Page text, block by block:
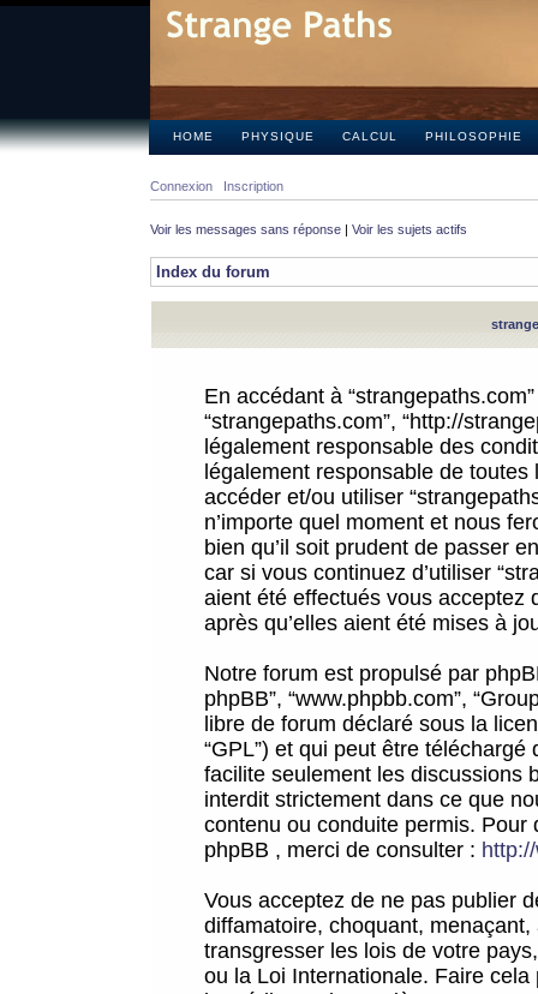
HOME PHYSIQUE CALCUL PHILOSOPHIE
Connexion Inscription
Voir les messages sans réponse | Voir les sujets actifs
Index du forum
En accédant à
“strangepaths.com”, “http://
légalement responsable des
légalement responsable de
accéder et/ou utiliser
n’importe quel moment et nous
bien qu’il soit prudent de passer
car si vous continuez d’utiliser
aient été effectués vous acceptez
après qu’elles aient été mises à
Notre forum est propulsé par
phpBB”, “www.phpbb.com”,
libre de forum déclaré sous la
“GPL”) et qui peut être téléchargé
facilite seulement les discussions
interdit strictement dans ce que
contenu ou conduite permis.
phpBB , merci de consulter :
Vous acceptez de ne pas publier
diffamatoire, choquant,
transgresser les lois de votre
ou la Loi Internationale. Faire